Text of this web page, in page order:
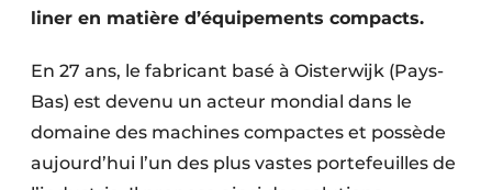
Façades
Géotextiles
Infrastructures souterraines et égouttage
liner en matière d’équipements compacts.
En 27 ans, le fabricant basé à Oisterwijk (Pays-
Bas) est devenu un acteur mondial dans le
domaine des machines compactes et possède
aujourd’hui l’un des plus vastes portefeuilles de